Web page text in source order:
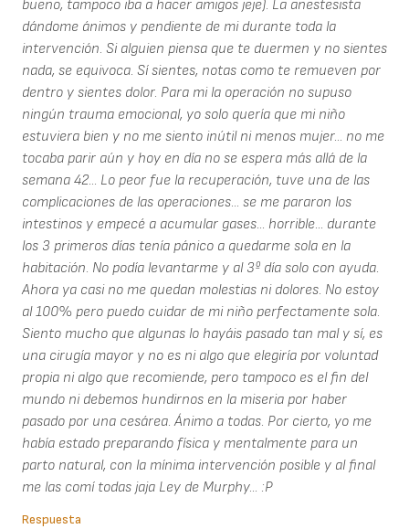
bueno, tampoco iba a hacer amigos jeje). La anestesista
dándome ánimos y pendiente de mi durante toda la
intervención. Si alguien piensa que te duermen y no sientes
nada, se equivoca. Sí sientes, notas como te remueven por
dentro y sientes dolor. Para mi la operación no supuso
ningún trauma emocional, yo solo quería que mi niño
estuviera bien y no me siento inútil ni menos mujer... no me
tocaba parir aún y hoy en día no se espera más allá de la
semana 42... Lo peor fue la recuperación, tuve una de las
complicaciones de las operaciones... se me pararon los
intestinos y empecé a acumular gases... horrible... durante
los 3 primeros días tenía pánico a quedarme sola en la
habitación. No podía levantarme y al 3º día solo con ayuda.
Ahora ya casi no me quedan molestias ni dolores. No estoy
al 100% pero puedo cuidar de mi niño perfectamente sola.
Siento mucho que algunas lo hayáis pasado tan mal y sí, es
una cirugía mayor y no es ni algo que elegiría por voluntad
propia ni algo que recomiende, pero tampoco es el fin del
mundo ni debemos hundirnos en la miseria por haber
pasado por una cesárea. Ánimo a todas. Por cierto, yo me
había estado preparando física y mentalmente para un
parto natural, con la mínima intervención posible y al final
me las comí todas jaja Ley de Murphy... :P
Respuesta